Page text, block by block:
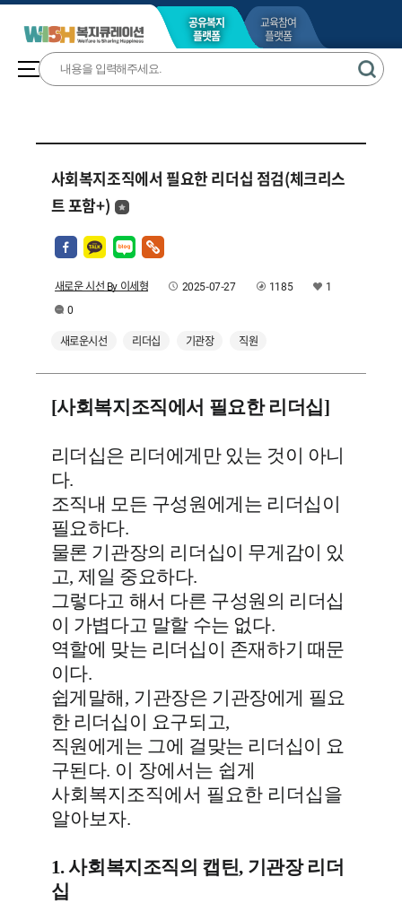
공유복지
플랫폼
교육참여
플랫폼
사회복지조직에서 필요한 리더십 점검(체크리스
트 포함+)
새로운 시선 By 이세형 2025-07-27 1185
1
0
새로운시선
리더십 기관장 직원
[사회복지조직에서 필요한 리더십]
리더십은 리더에게만 있는 것이 아니
다.
조직내 모든 구성원에게는 리더십이
필요하다.
물론 기관장의 리더십이 무게감이 있
고,제일 중요하다.
그렇다고 해서 다른 구성원의 리더십
이 가볍다고 말할 수는 없다.
역할에 맞는 리더십이 존재하기 때문
이다.
쉽게말해, 기관장은 기관장에게 필요
한 리더십이 요구되고,
직원에게는 그에 걸맞는 리더십이 요
구된다. 이 장에서는 쉽게
사회복지조직에서 필요한 리더십을
알아보자.
1.사회복지조직의 캡틴, 기관장 리더
십